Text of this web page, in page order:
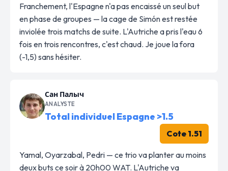
Franchement, l'Espagne n'a pas encaissé un seul but
en phase de groupes — la cage de Simón est restée
inviolée trois matchs de suite. L'Autriche a pris l'eau 6
fois en trois rencontres, c'est chaud. Je joue la fora
(-1,5) sans hésiter.
Сан Палыч
ANALYSTE
Total individuel Espagne >1.5
Cote 1.51
Yamal, Oyarzabal, Pedri — ce trio va planter au moins
deux buts ce soir à 20h00 WAT. L'Autriche va